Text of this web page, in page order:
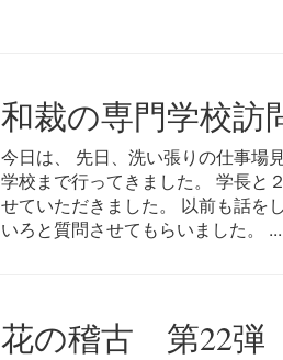
和裁の専門学校訪
今日は、 先日、洗い張りの仕事場
学校まで行ってきました。 学長と
せていただきました。 以前も話を
いろと質問させてもらいました。 ...
花の稽古 第22弾